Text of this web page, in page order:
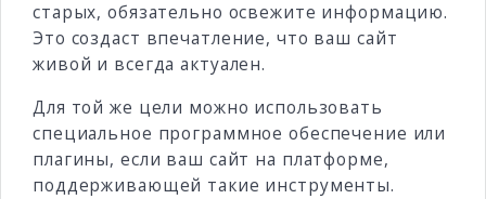
старых, обязательно освежите информацию.
Это создаст впечатление, что ваш сайт
живой и всегда актуален.
Для той же цели можно использовать
специальное программное обеспечение или
плагины, если ваш сайт на платформе,
поддерживающей такие инструменты.